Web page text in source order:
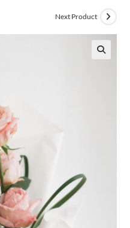
Next Product